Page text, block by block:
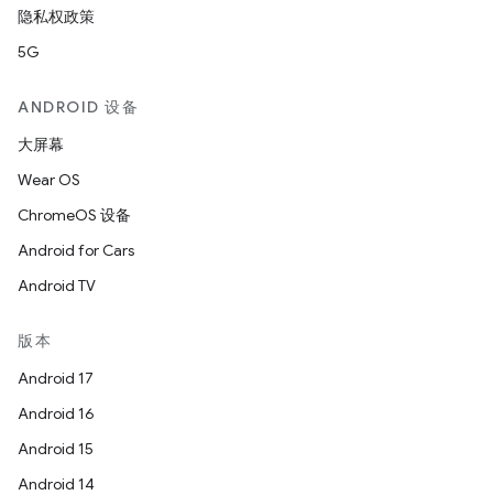
隐私权政策
5G
ANDROID 设备
大屏幕
Wear OS
ChromeOS 设备
Android for Cars
Android TV
版本
Android 17
Android 16
Android 15
Android 14